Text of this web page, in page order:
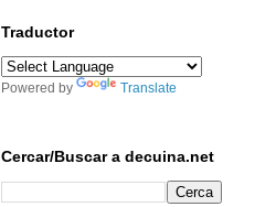
Traductor
Powered by Translate
Cercar/Buscar a decuina.net